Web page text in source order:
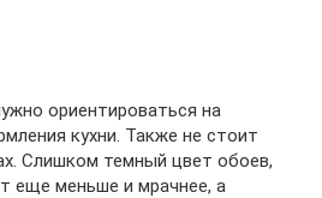
ориентироваться на
кухни. Также не стоит
Слишком темный цвет обоев,
еще меньше и мрачнее, а